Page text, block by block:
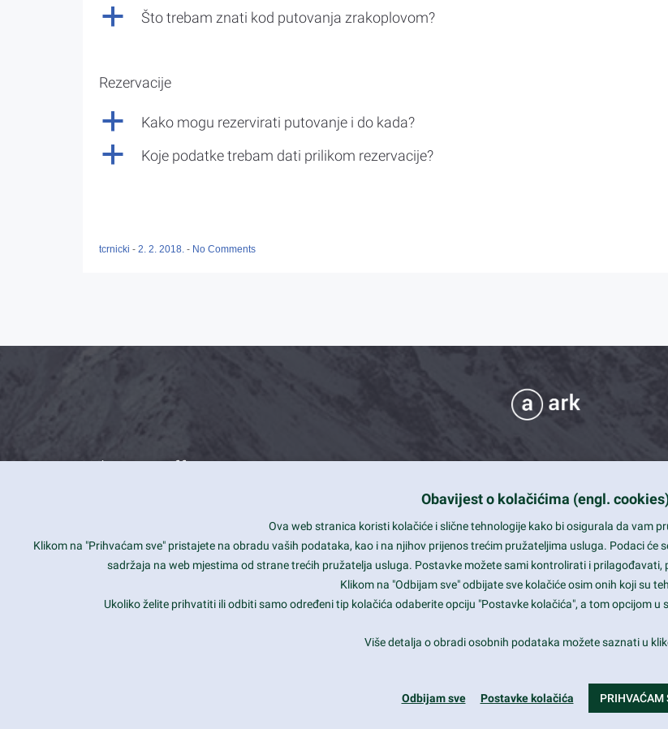
a Što trebam znati kod putovanja zrakoplovom?
Rezervacije
a Kako mogu rezervirati putovanje i do kada?
a Koje podatke trebam dati prilikom rezervacije?
tcrnicki - 2. 2. 2018. - No Comments
What we offer
Is your website user friendly?
Ark offers weekly stunning designs.
Why our customers love Ark?
Smart and beautiful design
Unlimited Eelements
Mobile ready
Obavijest o kolačićima (engl.
Ova web stranica koristi kolačiće i slične tehnologije kako bi osigurala da vam
Klikom na "Prihvaćam sve" pristajete na obradu vaših podataka, kao i na njihov prijenos trećim pružateljima usluga. Podaci
sadržaja na web mjestima od strane trećih pružatelja usluga. Postavke možete sami kontrolirati i prilagođavati,
Klikom na "Odbijam sve" odbijate sve kolačiće osim onih koji su
Ukoliko želite prihvatiti ili odbiti samo određeni tip kolačića odaberite opciju "Postavke kolačića", a tom opcijom
Više detalja o obradi osobnih podataka možete saznati u
Odbijam sve Postavke kolačića PRIHVAĆAM